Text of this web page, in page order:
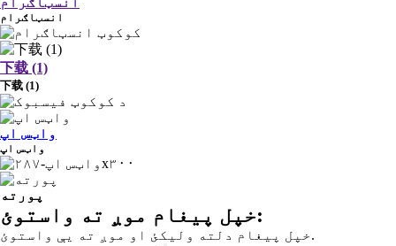
انسټاګرام
下载 (1)
下载 (1)
واټس اپ
واټس اپ
پورته
خپل پیغام موږ ته واستوئ:
خپل پیغام دلته ولیکئ او موږ ته یې واستوئ.